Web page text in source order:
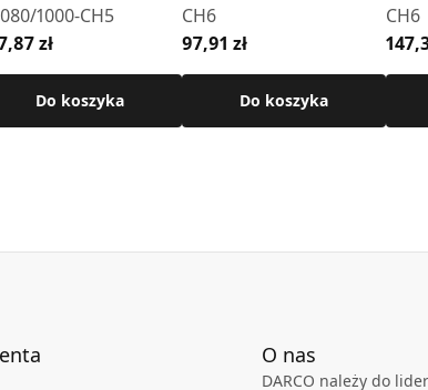
1000-CH5
zł
Do koszyka
CH6
97,91 zł
Do koszyka
CH6
O nas
DARCO należy do